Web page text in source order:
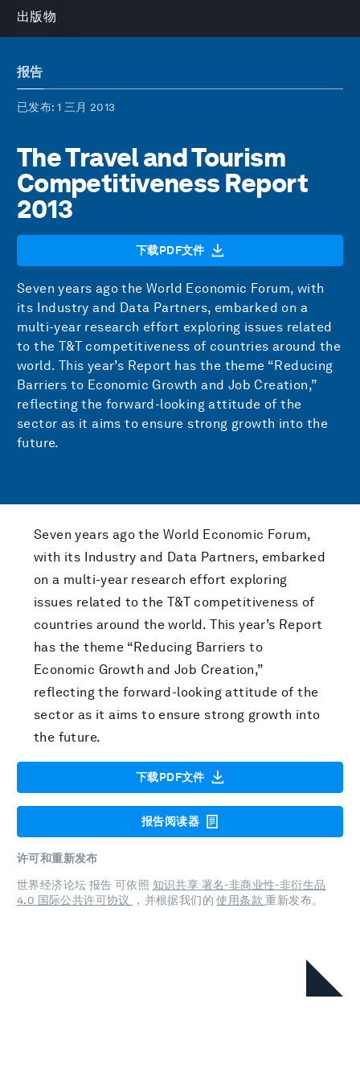
出版物
报告
已发布: 1 三月 2013
The Travel and Tourism
Competitiveness Report
2013
下载PDF文件
Seven years ago the World Economic Forum, with
its Industry and Data Partners, embarked on a
multi-year research effort exploring issues related
to the T&T competitiveness of countries around the
world. This year’s Report has the theme “Reducing
Barriers to Economic Growth and Job Creation,”
reflecting the forward-looking attitude of the
sector as it aims to ensure strong growth into the
future.
Seven years ago the World Economic Forum,
with its Industry and Data Partners, embarked
on a multi-year research effort exploring
issues related to the T&T competitiveness of
countries around the world. This year’s Report
has the theme “Reducing Barriers to
Economic Growth and Job Creation,”
reflecting the forward-looking attitude of the
sector as it aims to ensure strong growth into
the future.
下载PDF文件
报告阅读器
许可和重新发布
世界经济论坛 报告 可依照 知识共享 署名-非商业性-非衍生品
4.0 国际公共许可协议
，并根据我们的使用条款重新发布。